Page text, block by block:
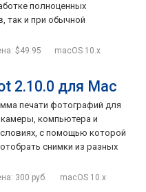
полноценных
так и при обычной
$49.95 macOS 10.x
2.10.0 для Mac
печати фотографий для
компьютера и
с помощью которой
снимки из разных
300 руб. macOS 10.x